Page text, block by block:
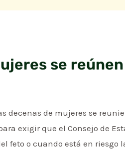
se
decenas de mujeres se
exigir que el Consejo de
feto o cuando está en riesgo